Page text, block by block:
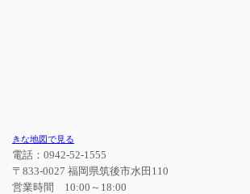
きな地図で見る
電話：0942-52-1555
〒833-0027 福岡県筑後市水田110
営業時間 10:00～18:00